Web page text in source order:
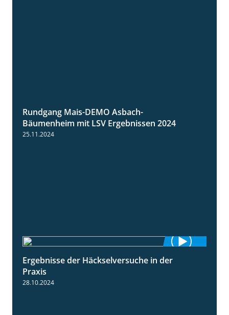
8:38
Rundgang Mais-DEMO Asbach-
Bäumenheim mit LSV Ergebnissen 2024
25.11.2024
Ergebnisse der Häckselversuche in der
Praxis
28.10.2024